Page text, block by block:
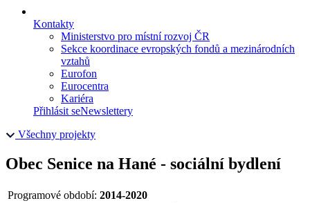
Kontakty
Ministerstvo pro místní rozvoj ČR
Sekce koordinace evropských fondů a mezinárodních
vztahů
Eurofon
Eurocentra
Kariéra
Přihlásit seNewslettery
Všechny projekty
Obec Senice na Hané - sociální bydlení
Programové období: 2014-2020